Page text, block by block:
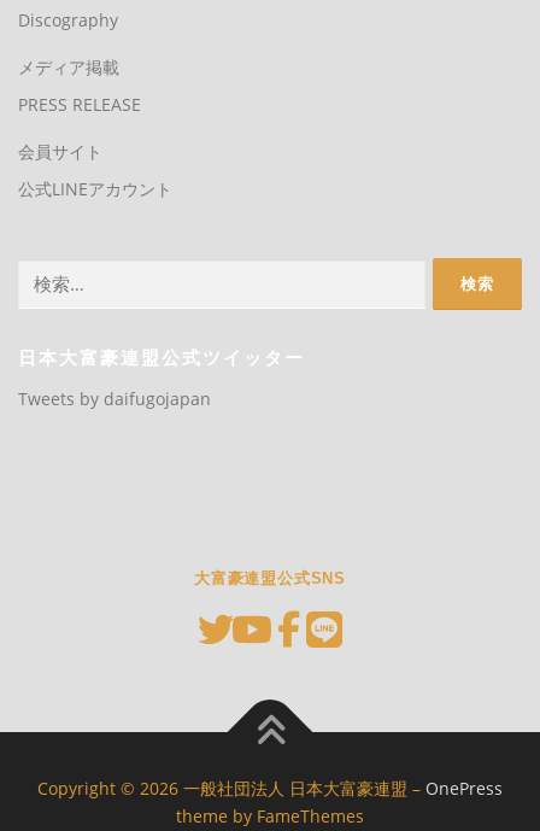
Discography
メディア掲載
PRESS RELEASE
会員サイト
公式LINEアカウント
索:
日本大富豪連盟公式ツイッター
Tweets by daifugojapan
大富豪連盟公式SNS
Copyright © 2026 一般社団法人 日本大富豪連盟 – OnePress
theme by FameThemes